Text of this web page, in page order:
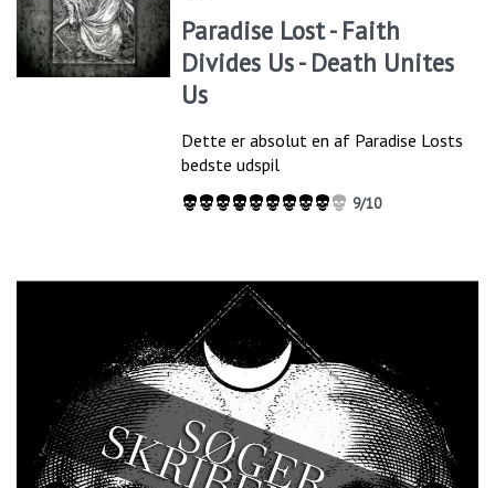
Paradise Lost - Faith
Divides Us - Death Unites
Us
Dette er absolut en af Paradise Losts
bedste udspil
9/10